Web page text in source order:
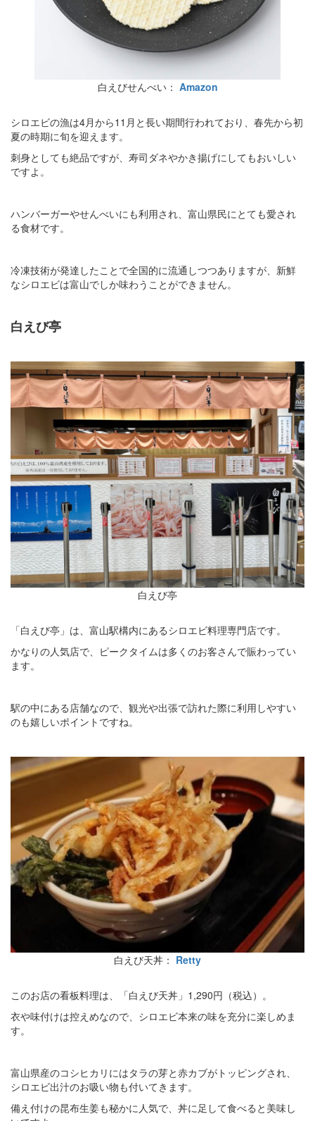
白えびせんべい： Amazon
シロエビの漁は4月から11月と長い期間行われており、春先から初
夏の時期に旬を迎えます。
刺身としても絶品ですが、寿司ダネやかき揚げにしてもおいしい
ですよ。
ハンバーガーやせんべいにも利用され、富山県民にとても愛され
る食材です。
冷凍技術が発達したことで全国的に流通しつつありますが、新鮮
なシロエビは富山でしか味わうことができません。
白えび亭
白えび亭
「白えび亭」は、富山駅構内にあるシロエビ料理専門店です。
かなりの人気店で、ピークタイムは多くのお客さんで賑わってい
ます。
駅の中にある店舗なので、観光や出張で訪れた際に利用しやすい
のも嬉しいポイントですね。
白えび天丼： Retty
このお店の看板料理は、「白えび天丼」1,290円（税込）。
衣や味付けは控えめなので、シロエビ本来の味を充分に楽しめま
す。
富山県産のコシヒカリにはタラの芽と赤カブがトッピングされ、
シロエビ出汁のお吸い物も付いてきます。
備え付けの昆布生姜も秘かに人気で、丼に足して食べると美味し